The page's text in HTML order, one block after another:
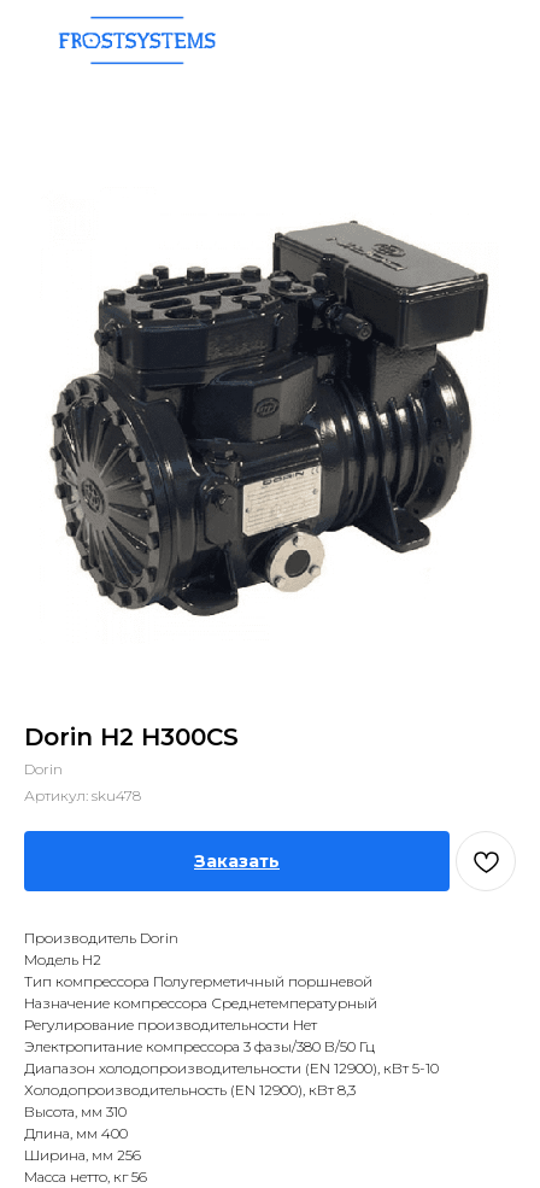
Dorin H2 H300CS
Dorin
Артикул: sku478
Заказать
Производитель Dorin
Модель H2
Тип компрессора Полугерметичный поршневой
Назначение компрессора Среднетемпературный
Регулирование производительности Нет
Электропитание компрессора 3 фазы/380 В/50 Гц
Диапазон холодопроизводительности (EN 12900), кВт 5-10
Холодопроизводительность (EN 12900), кВт 8,3
Высота, мм 310
Длина, мм 400
Ширина, мм 256
Масса нетто, кг 56